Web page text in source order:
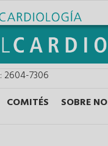
: 2604-7306
COMITÉS SOBRE